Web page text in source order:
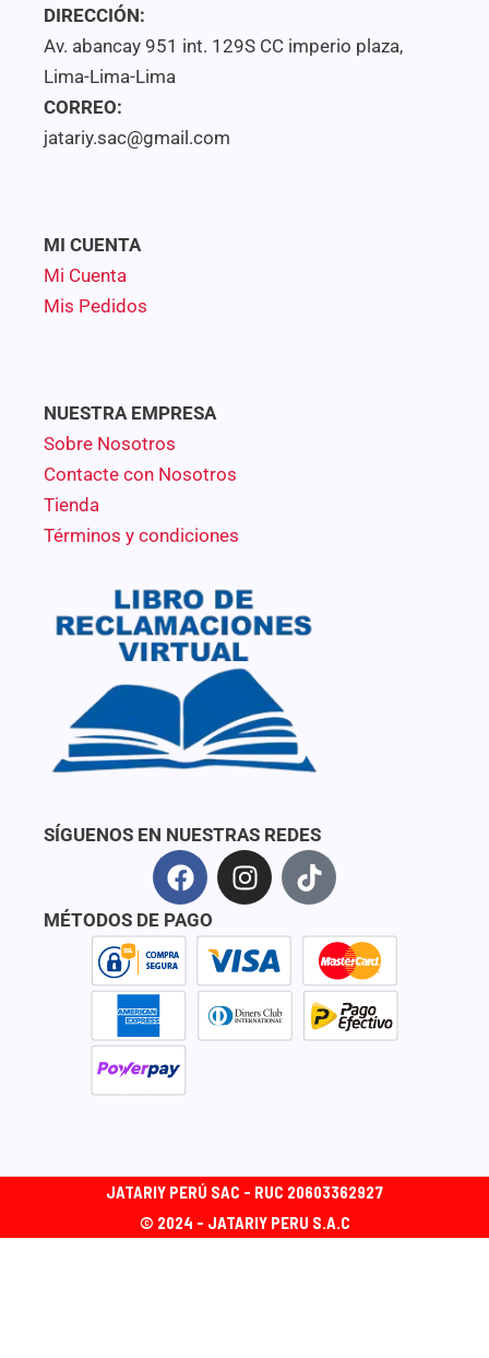
DIRECCIÓN:
Av. abancay 951 int. 129S CC imperio plaza,
Lima-Lima-Lima
CORREO:
jatariy.sac@gmail.com
MI CUENTA
Mi Cuenta
Mis Pedidos
NUESTRA EMPRESA
Sobre Nosotros
Contacte con Nosotros
Tienda
Términos y condiciones
SÍGUENOS EN NUESTRAS REDES
F
a
c
e
o
k
I
n
t
a
g
r
T
i
t
o
k
MÉTODOS DE PAGO
JATARIY PERÚ SAC - RUC 20603362927
© 2024 - JATARIY PERU S.A.C